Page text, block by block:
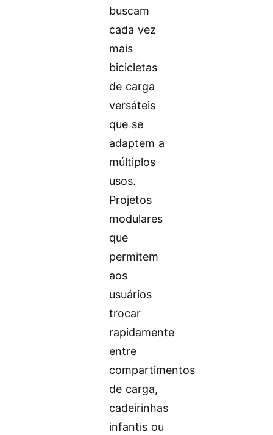
buscam
cada vez
mais
bicicletas
de carga
versáteis
que se
adaptem a
múltiplos
usos.
Projetos
modulares
que
permitem
aos
usuários
trocar
rapidamente
entre
compartimentos
de carga,
cadeirinhas
infantis ou